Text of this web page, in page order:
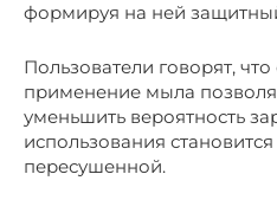
формируя на ней
Пользователи говорят,
применение мыла
уменьшить вероятность
использования
пересушенной.